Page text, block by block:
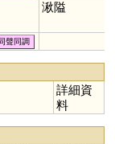
湫隘
同聲同調
詳細資
料